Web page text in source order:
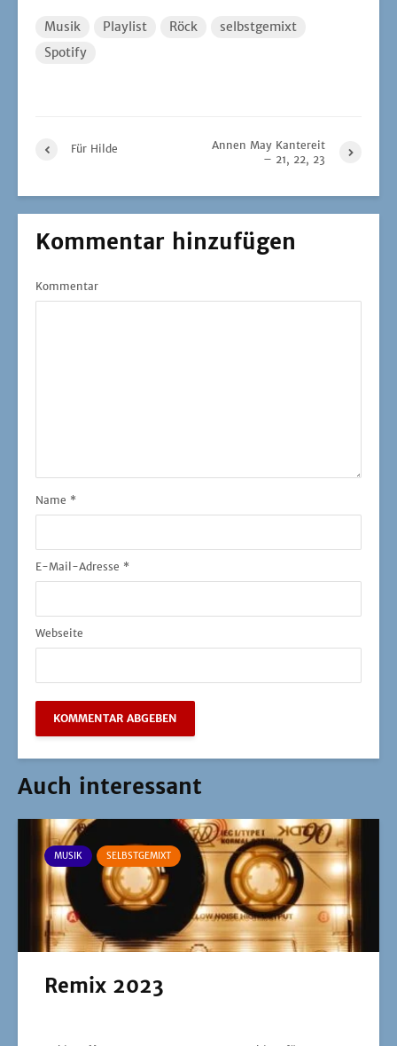
Musik Playlist Röck
selbstgemixt
Spotify
Für Hilde
Annen May Kantereit
– 21, 22, 23
Kommentar hinzufügen
Kommentar
Name *
E-Mail-Adresse *
Webseite
Auch interessant
MUSIK SELBSTGEMIXT
Remix 2023